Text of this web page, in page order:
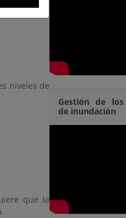
niveles de
que la
Gestión de los
de inundación